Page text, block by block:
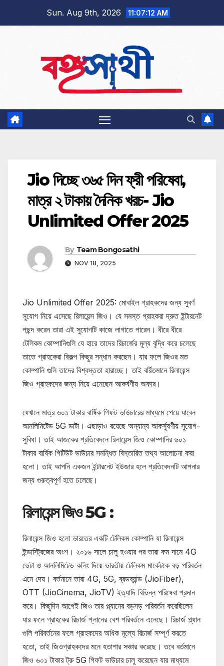
Sun. Aug 9th, 2026 11:07:13 AM
Jio দিচ্ছে ৩৬৫ দিন ফ্রী পরিষেবা,
মাত্র ২ টাকায় দৈনিক খরচ- Jio
Unlimited Offer 2025
By Team Bongosathi
NOV 18, 2025
Jio Unlimited Offer 2025: মোবাইল গ্রাহকদের জন্য সুবর্ণ
সুযোগ নিয়ে এসেছে রিলায়েন্স জিও। যে সমস্ত গ্রাহকরা দ্রুত ইন্টারনেট
পছন্দ করেন তারা এই সুযোগটি কাজে লাগাতে পারেন। ধীরে ধীরে
টেলিকম কোম্পানিগুলি যে হারে তাদের রিচার্জের মূল্য বৃদ্ধি করে চলেছে
তাতে গ্রাহকেরা বিকল্প কিছুর সন্ধান করছেন। যার ফলে জিওর মত
কোম্পানি গুলি তাদের বিশ্বস্ততা হারাচ্ছে। তাই বর্রিতমানে রিলায়েন্স
জিও গ্রাহকদের জন্য নিয়ে এনেছেন আকর্ষণীয় অফার।
যেখানে মাত্র ৬০১ টাকার বার্ষিক গিফট ভাউচারের মাধ্যমে পেয়ে যাবেন
আনলিমিটেড 5G ডাটা। এছাড়াও রয়েছে অন্যান্য আকর্সুষণীয় সুযোগ-
সুবিধা। তাই আজকের প্রতিবেদনে রিলায়েন্স জিও কোম্পানির ৬০১
টাকার বার্ষিক গিটিউট ভাউচার সমন্ধিত বিস্তারিত তথ্য আলোচনা করা
হলো। তাই আপনি একজন ইন্টারনেট ইউজার হলে প্রতিবেদনটি আপনার
জন্য গুরুত্বপূর্ণ হতে চলেছে।
রিলায়েন্স জিও 5G :
রিলায়েন্স জিও হলো ভারতের একটি টেলিকম কোম্পানি যা রিলায়েন্স
ইন্ডাস্ট্রিজের অংশ। ২০১৬ সালে চালু হওয়ার পর তারা কম দামে 4G
ডেটা ও আনলিমিটেড কলিং দিয়ে ভারতীয় টেলিকম মার্কেটকে বড় পরিবর্তন
এনে দেয়। বর্তমানে তারা 4G, 5G, ব্রডব্যান্ড (JioFiber),
OTT (JioCinema, JioTV) ইত্যাদি বিভিন্ন পরিষেবা প্রদান
করে। কিছুদিন আগেই জিও তার প্ল্যানের বড়সড় পরিবর্তন করেছিলেন
যার ফলে গ্রাহকের রিচার্জ প্লানের বেশ পরিবর্তনে এনেছে। রিচার্জ প্ল্যান
গুলি পরিবর্তনের ফলে গ্রাহকদের অধিক মূল্যে রিচার্জ সম্পূর্ণ করতে
হতো, তাই জিওগ্রাহকদের মনে হতাশার সঞ্চার করেছে। তবে বর্তমানে
জিও ৬০১ টাকার ট্রু 5G গিফট ভাউচার চালু করেছেন যার মাধ্যমে